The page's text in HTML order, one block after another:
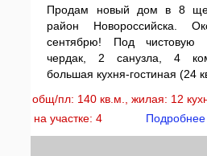
Продам новый дом в 8
район Новороссийска.
сентябрю! Под чистовую
чердак, 2 санузла, 4
большая кухня-гостиная (24
общ/пл: 140 кв.м., жилая: 12
на участке: 4
Подробнее